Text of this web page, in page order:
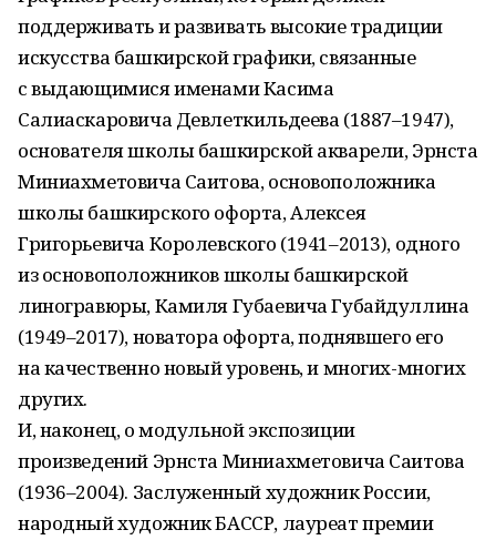
поддерживать и развивать высокие традиции
искусства башкирской графики, связанные
с выдающимися именами Касима
Салиаскаровича Девлеткильдеева (1887–1947),
основателя школы башкирской акварели, Эрнста
Миниахметовича Саитова, основоположника
школы башкирского офорта, Алексея
Григорьевича Королевского (1941–2013), одного
из основоположников школы башкирской
линогравюры, Камиля Губаевича Губайдуллина
(1949–2017), новатора офорта, поднявшего его
на качественно новый уровень, и многих-многих
других.
И, наконец, о модульной экспозиции
произведений Эрнста Миниахметовича Саитова
(1936–2004). Заслуженный художник России,
народный художник БАССР, лауреат премии